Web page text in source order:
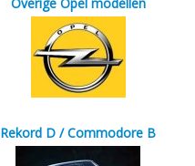
Rekord D / Commodore B